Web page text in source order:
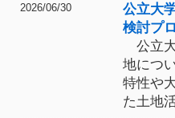
2026/06/30
公立大
検討プ
公立
地につ
特性や
た土地